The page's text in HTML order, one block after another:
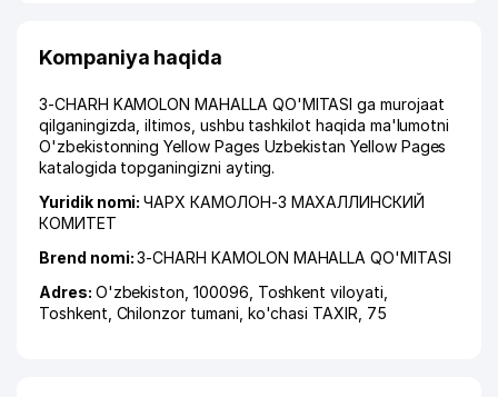
Kompaniya haqida
3-CHARH KAMOLON MAHALLA QO'MITASI ga murojaat
qilganingizda, iltimos, ushbu tashkilot haqida ma'lumotni
O'zbekistonning Yellow Pages Uzbekistan Yellow Pages
katalogida topganingizni ayting.
Yuridik nomi:ЧАРХ КАМОЛОН-3 МАХАЛЛИНСКИЙ
КОМИТЕТ
Brend nomi:3-CHARH KAMOLON MAHALLA QO'MITASI
Adres: O'zbekiston, 100096, Toshkent viloyati
Toshkent Chilonzor tumani ko'chasi TAXIR , 75